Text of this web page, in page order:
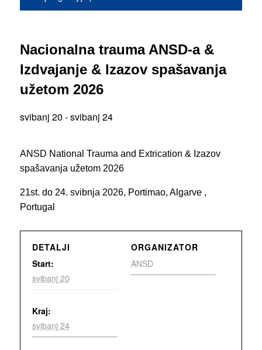
Nacionalna trauma ANSD-a &
Izdvajanje & Izazov spašavanja
užetom 2026
svibanj 20 -svibanj 24
ANSD National Trauma and Extrication & Izazov
spašavanja užetom 2026
21st. do 24. svibnja 2026, Portimao, Algarve ,
Portugal
DETALJI
Start:
svibanj 20
Kraj:
svibanj 24
ORGANIZATOR
ANSD